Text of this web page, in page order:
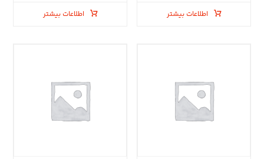
اطلاعات بیشتر اطلاعات بیشتر